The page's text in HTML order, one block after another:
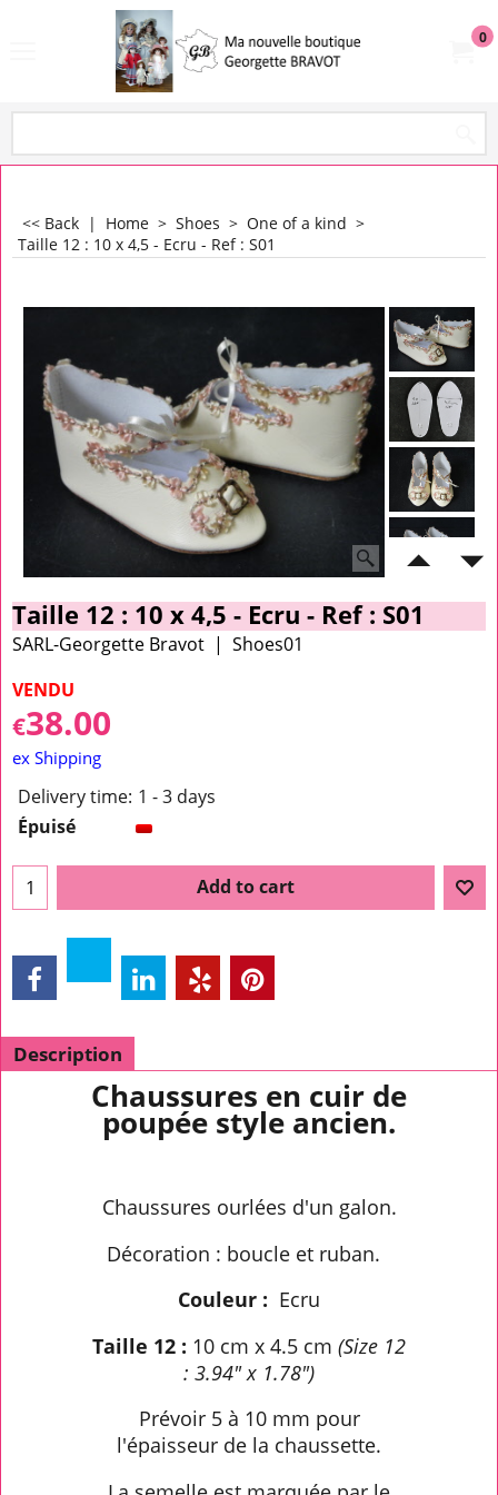
0
<< Back | Home > Shoes > One of a kind >
Taille 12 : 10 x 4,5 - Ecru - Ref : S01
Taille 12 : 10 x 4,5 - Ecru - Ref : S01
SARL-Georgette Bravot
Shoes01
VENDU
€38.00
ex Shipping
Delivery time: 1 - 3 days
Épuisé
Add to cart
Description
Chaussures en cuir de
poupée style ancien.
Chaussures ourlées d'un galon.
Décoration : boucle et ruban.
Couleur : Ecru
Taille 12 : 10 cm x 4.5 cm (Size 12
: 3.94" x 1.78")
Prévoir 5 à 10 mm pour
l'épaisseur de la chaussette.